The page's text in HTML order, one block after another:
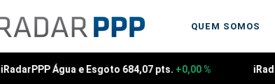
QUEM SOMOS
iRadarPPP Água e Esgoto 684,07 pts. +0,00 %